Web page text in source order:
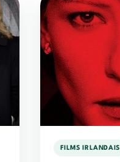
FILMS IRLANDAIS